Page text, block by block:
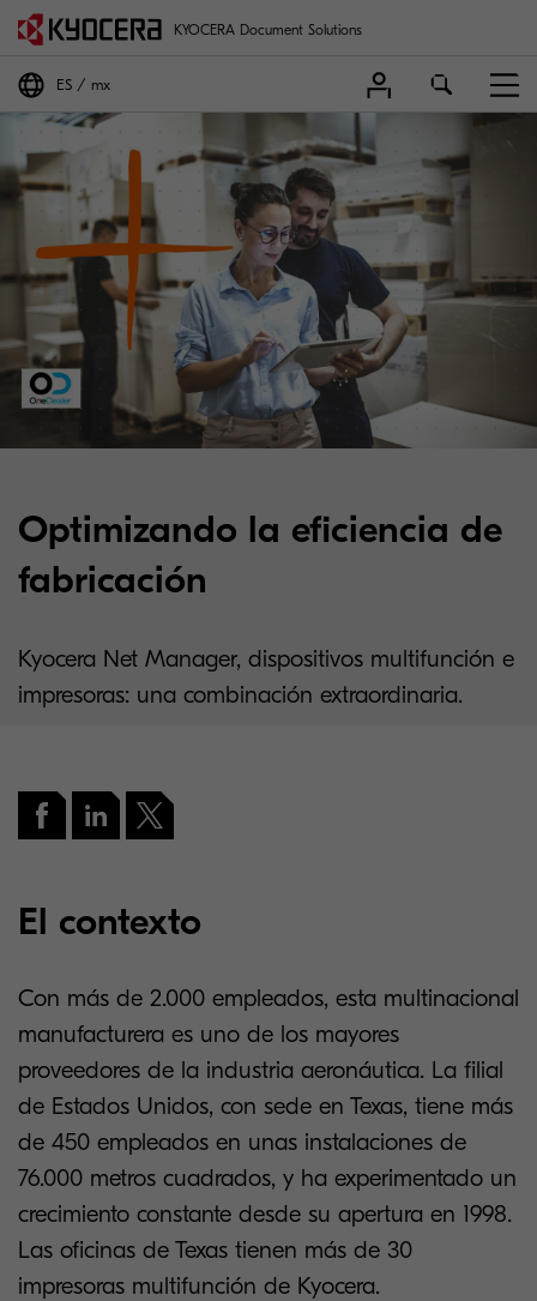
KYOCERA Document Solutions
ES mx
Optimizando la eficiencia de
fabricación
Kyocera Net Manager, dispositivos multifunción e
impresoras: una combinación extraordinaria.
El contexto
Con más de 2.000 empleados, esta multinacional
manufacturera es uno de los mayores
proveedores de la industria aeronáutica. La filial
de Estados Unidos, con sede en Texas, tiene más
de 450 empleados en unas instalaciones de
76.000 metros cuadrados, y ha experimentado un
crecimiento constante desde su apertura en 1998.
Las oficinas de Texas tienen más de 30
impresoras multifunción de Kyocera.